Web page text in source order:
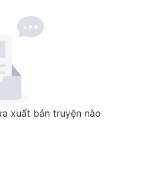
xuất bản truyện nào